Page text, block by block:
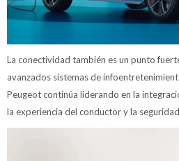
La conectividad también es un punto
avanzados sistemas de
Peugeot continúa liderando en la
la experiencia del conductor y la